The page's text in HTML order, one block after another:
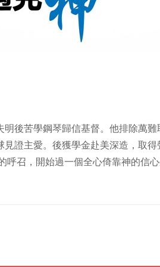
明後苦學鋼琴歸信基督。他排除萬
見證主愛。後獲學金赴美深造，取
呼召，開始過一個全心倚靠神的信